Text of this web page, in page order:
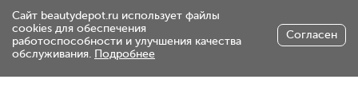
8 (800) 511-21-50
197348, г. Санкт-Петербург,
Сайт beautydepot.ru использует файлы
cookies для обеспечения
работоспособности и улучшения качества
обслуживания. Подробнее
Согласен